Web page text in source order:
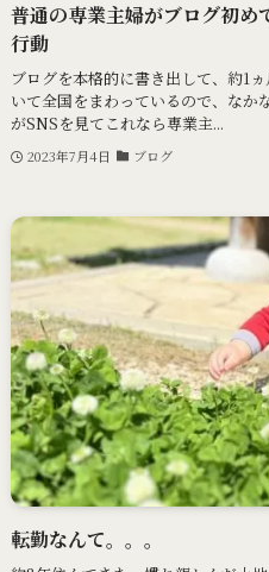
普通の専業主婦がブログ初
行動
ブログを本格的に書き出して、約1
いて全国をまわっているので、なか
がSNSを見てこれなら専業主...
2023年7月4日 ブログ
転勤なんて。。。